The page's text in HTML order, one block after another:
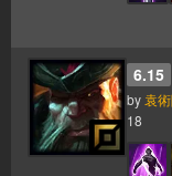
6.15
by 袁
18